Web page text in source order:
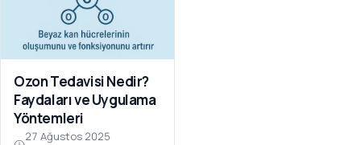
Ozon Tedavisi Nedir?
Faydaları ve Uygulama
Yöntemleri
27 Ağustos 2025